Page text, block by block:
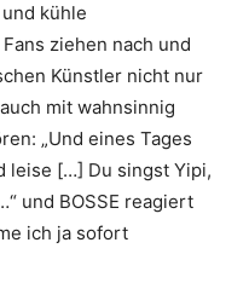
kühle
ziehen nach und
Künstler nicht nur
mit wahnsinnig
„Und eines Tages
leise […] Du singst Yipi,
und BOSSE reagiert
ich ja sofort